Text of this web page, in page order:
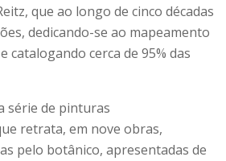
que ao longo de cinco décadas
dedicando-se ao mapeamento
catalogando cerca de 95% das
série de pinturas
retrata, em nove obras,
pelo botânico, apresentadas de